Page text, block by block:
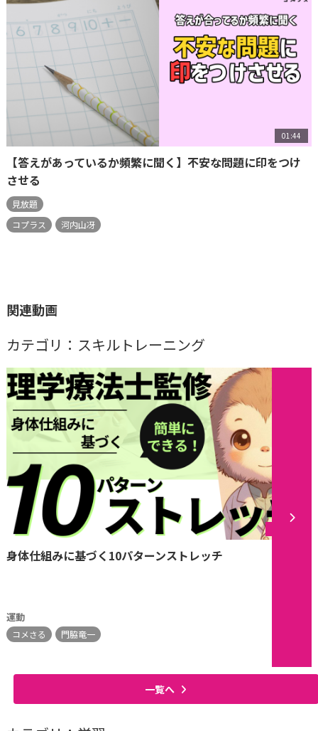
01:44
【答えがあっているか頻繁に聞く】不安な問題に印をつけ
させる
見放題
コプラス
河内山冴
関連動画
カテゴリ：スキルトレーニング
身体仕組みに基づく10パターンストレッチ
運動
コメさる 門脇竜一
一覧へ